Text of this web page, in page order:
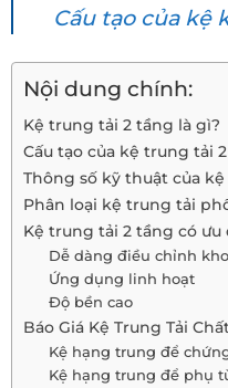
Cấu tạo của kệ
Nội dung chính:
Kệ trung tải 2 tầng là gì?
Cấu tạo của kệ trung tải
Thông số kỹ thuật của
Phân loại kệ trung tải
Kệ trung tải 2 tầng có ưu
Dễ dàng điều chỉnh
Ứng dụng linh hoạt
Độ bền cao
Báo Giá Kệ Trung Tải
Kệ hạng trung để
Kệ hạng trung để phụ